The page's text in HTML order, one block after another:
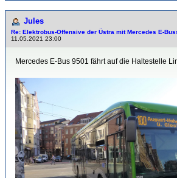
Jules
Re: Elektrobus-Offensive der Üstra mit Mercedes E-
11.05.2021 23:00
Mercedes E-Bus 9501 fährt auf die Haltestelle